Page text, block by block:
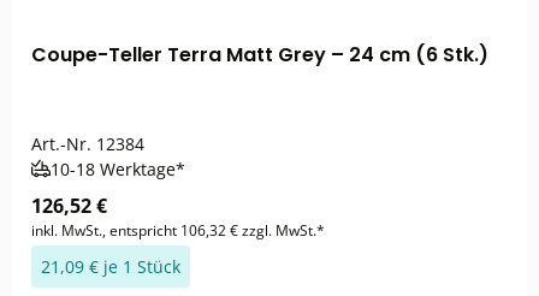
Coupe-Teller Terra Matt Grey – 24 cm (6 Stk.)
Art.-Nr. 12384
10-18 Werktage*
126,52 €
inkl. MwSt., entspricht 106,32 € zzgl. MwSt.*
21,09 € je 1 Stück